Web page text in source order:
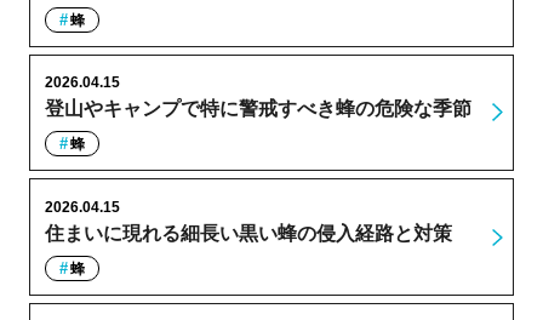
蜂
登山やキャンプで特に警戒すべき蜂の危険な季節
2026.04.15
蜂
住まいに現れる細長い黒い蜂の侵入経路と対策
2026.04.15
蜂